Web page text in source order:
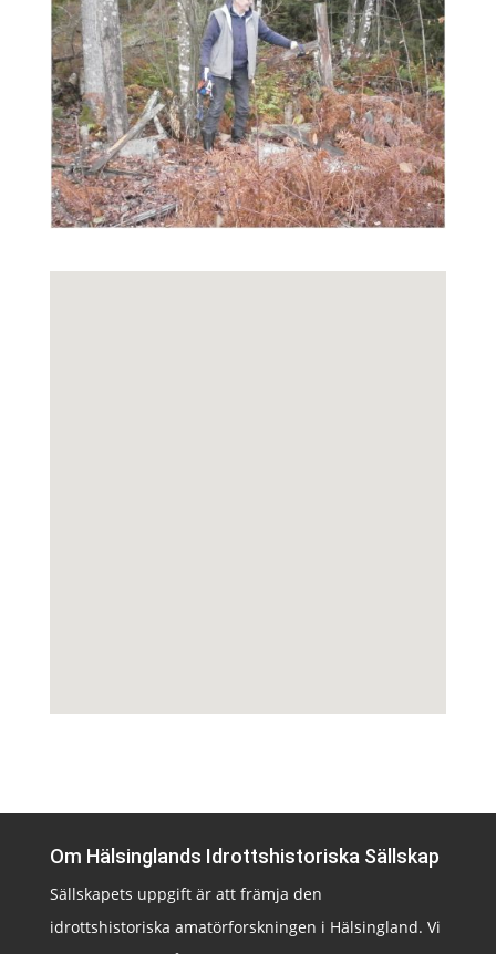
Om Hälsinglands Idrottshistoriska Sällskap
Sällskapets uppgift är att främja den
idrottshistoriska amatörforskningen i Hälsingland. Vi